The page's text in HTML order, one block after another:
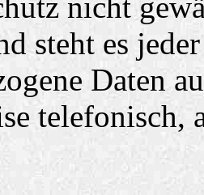
steht es
Daten
telefonisch,